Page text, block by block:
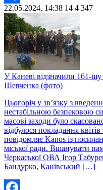
Share
22.05.2024, 14:38 14 4 347
У Каневі відзначили 161-
Шевченка (фото)
Цьогоріч у зв’язку з
нестабільною безпековою
масові заходи було
відбулося покладання
повідомляє Kanos із
міської ради. Вшанувати
Черкаської ОВА Ігор
Бандурко, Канівський […]